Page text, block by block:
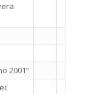
2001”